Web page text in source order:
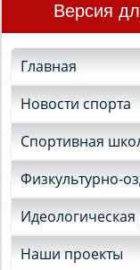
Версия
Главная
Новости спорта
Спортивная
Физкультурно-
Идеологическая
Наши проекты